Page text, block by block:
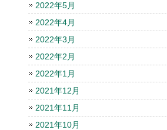
2022年5月
2022年4月
2022年3月
2022年2月
2022年1月
2021年12月
2021年11月
2021年10月